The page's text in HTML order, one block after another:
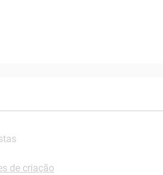
de criação